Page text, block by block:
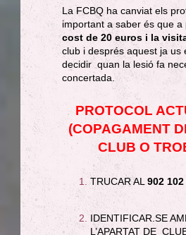
La FCBQ ha canviat els
important a saber és que a
cost de 20 euros i la
club i després aquest ja
decidir quan la lesió fa
concertada.
PROTOCOL
(COPAGAMENT
CLUB O
TRUCAR AL 902 102
IDENTIFICAR.SE
L’APARTAT DE